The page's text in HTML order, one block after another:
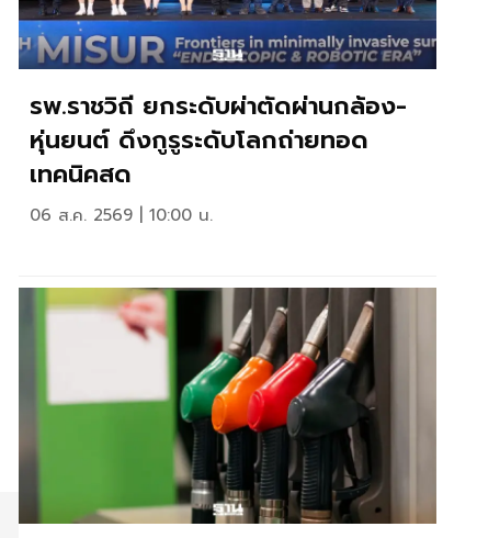
รพ.ราชวิถี ยกระดับผ่าตัดผ่านกล้อง-
หุ่นยนต์ ดึงกูรูระดับโลกถ่ายทอด
เทคนิคสด
06 ส.ค. 2569 | 10:00 น.